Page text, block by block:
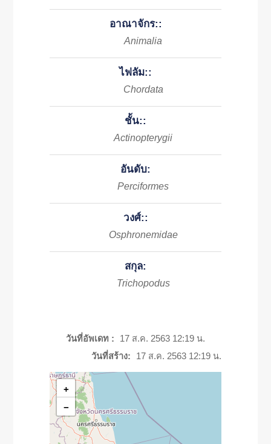
อาณาจักร::
Animalia
ไฟลัม::
Chordata
ชั้น::
Actinopterygii
อันดับ:
Perciformes
วงศ์::
Osphronemidae
สกุล:
Trichopodus
วันที่อัพเดท :
17 ส.ค. 2563 12:19 น.
วันที่สร้าง:
17 ส.ค. 2563 12:19 น.
+
−